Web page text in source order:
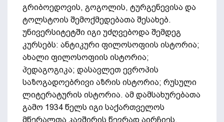
გრიბოედოვის, გოგოლის, ტურგენევისა და
ტოლსტოის შემოქმედებათა შესახებ.
უნივერსიტეტში იგი უძღვებოდა შემდეგ
კურსებს: ანტიკური ფილოსოფიის ისტორია;
ახალი ფილოსოფიის ისტორია;
პედაგოგიკა; დასავლეთ ევროპის
საზოგადოებრივი აზრის ისტორია; რუსული
ლიტერატურის ისტორია. ამ დამსახურებათა
გამო 1934 წელს იგი საქართველოს
მწერალთა კავშირის წევრად აირჩიეს.